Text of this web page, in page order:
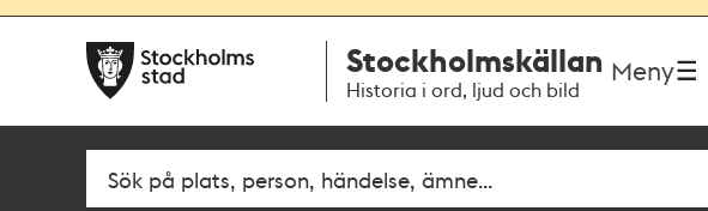
navigationen
huvudinnehållet
Stockholmskällan
Historia i ord, ljud och bild
Meny
Fritextsök